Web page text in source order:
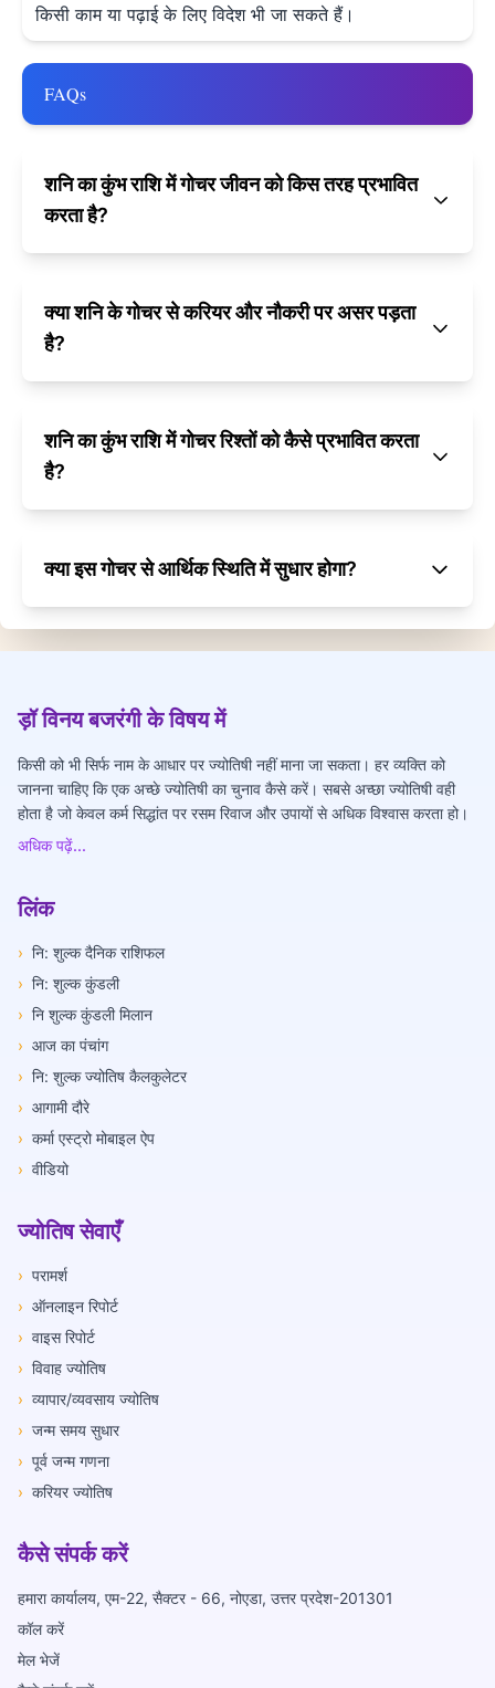
किसी काम या पढ़ाई के लिए विदेश भी जा सकते हैं।
FAQs
शनि का कुंभ राशि में गोचर जीवन को किस तरह प्रभावित
करता है?
क्या शनि के गोचर से करियर और नौकरी पर असर पड़ता
है?
शनि का कुंभ राशि में गोचर रिश्तों को कैसे प्रभावित करता
है?
क्या इस गोचर से आर्थिक स्थिति में सुधार होगा?
ड़ॉ विनय बजरंगी के विषय में
किसी को भी सिर्फ नाम के आधार पर ज्योतिषी नहीं माना जा सकता। हर व्यक्ति को
जानना चाहिए कि एक अच्छे ज्योतिषी का चुनाव कैसे करें। सबसे अच्छा ज्योतिषी वही
होता है जो केवल कर्म सिद्धांत पर रसम रिवाज और उपायों से अधिक विश्वास करता हो।
अधिक पढ़ें...
लिंक
› नि: शुल्क दैनिक राशिफल
› नि: शुल्क कुंडली
› नि शुल्क कुंडली मिलान
› आज का पंचांग
› नि: शुल्क ज्योतिष कैलकुलेटर
› आगामी दौरे
› कर्मा एस्ट्रो मोबाइल ऐप
› वीडियो
ज्योतिष सेवाएँ
› परामर्श
› ऑनलाइन रिपोर्ट
› वाइस रिपोर्ट
› विवाह ज्योतिष
› व्यापार/व्यवसाय ज्योतिष
› जन्म समय सुधार
› पूर्व जन्म गणना
› करियर ज्योतिष
कैसे संपर्क करें
हमारा कार्यालय, एम-22, सैक्टर - 66, नोएडा, उत्तर प्रदेश-201301
कॉल करें
मेल भेजें